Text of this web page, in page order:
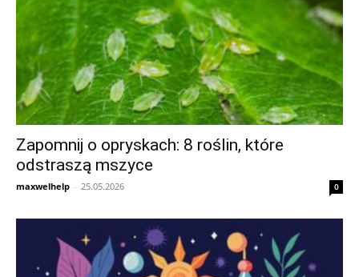
Zapomnij o opryskach: 8 roślin, które
odstraszą mszyce
maxwelhelp - 25.05.2026 0